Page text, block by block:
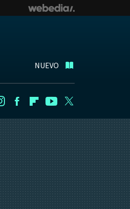
NUEVO
InstagramFacebookFlipboard
Youtube